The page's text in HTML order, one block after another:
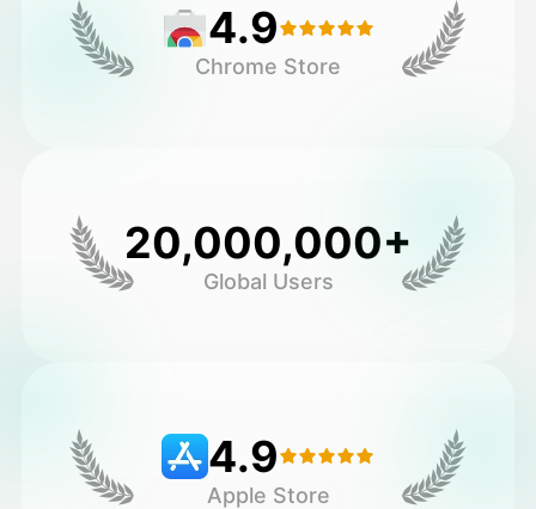
Otras herramientas4.9
Chrome Store
20,000,000+
Global Users
4.9
Apple Store